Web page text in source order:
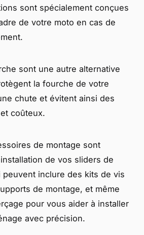
sont spécialement conçues
de votre moto en cas de
sont une autre alternative
la fourche de votre
chute et évitent ainsi des
coûteux.
de montage sont
de vos sliders de
inclure des kits de vis
de montage, et même
pour vous aider à installer
avec précision.